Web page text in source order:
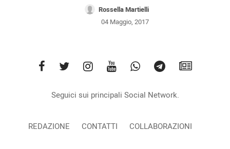
Rossella Martielli
04 Maggio, 2017
Seguici sui principali Social Network.
REDAZIONE CONTATTI COLLABORAZIONI